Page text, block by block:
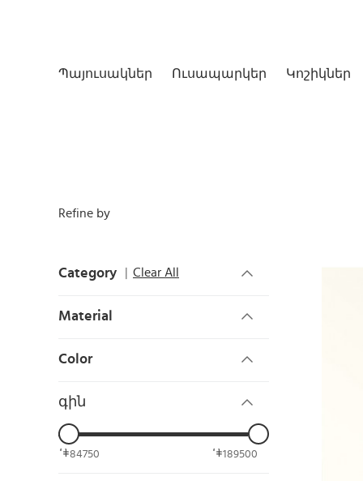
Պայուսակներ Ուսապարկեր Կոշիկներ
Refine by
Category Clear All
Material
Color
գին
84750 189500